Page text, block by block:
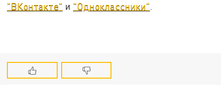
"ВКонтакте" и "Одноклассники".